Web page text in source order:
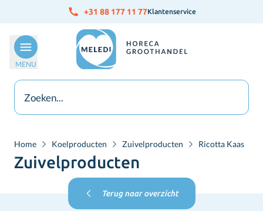
Ga naar de inhoud +31 88 177 11 77Klantenservice
MENU
Home Koelproducten Zuivelproducten Ricotta Kaas
Zuivelproducten
Terug naar overzicht